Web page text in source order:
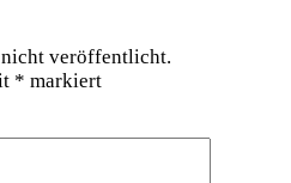
veröffentlicht.
* markiert